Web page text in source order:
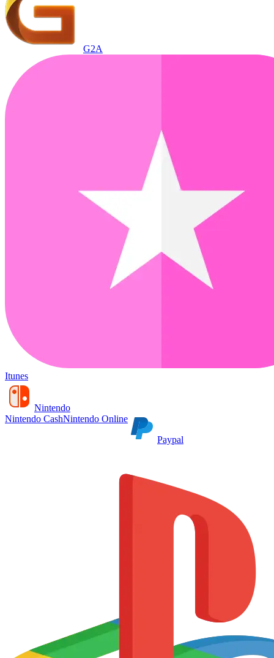
G2A
Itunes
Nintendo
Nintendo CashNintendo Online
Paypal